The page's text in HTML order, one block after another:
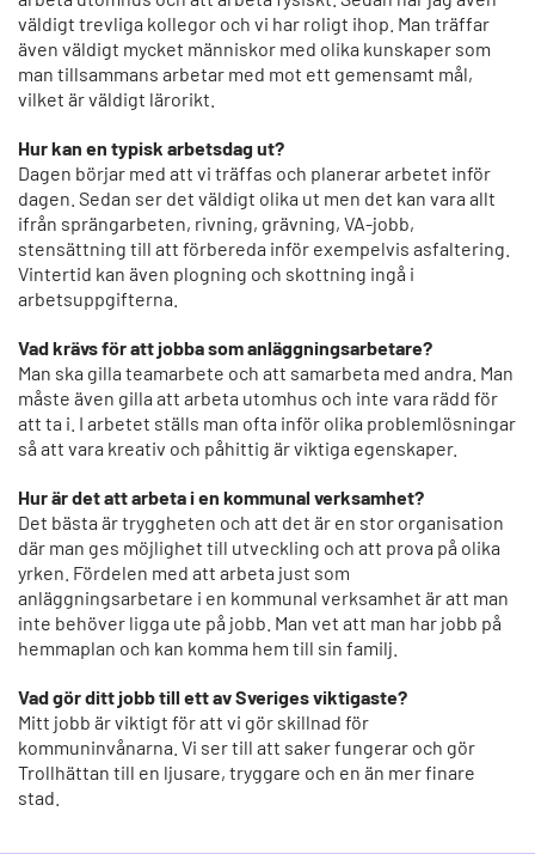
väldigt trevliga kollegor och vi har roligt ihop. Man träffar
även väldigt mycket människor med olika kunskaper som
man tillsammans arbetar med mot ett gemensamt mål,
vilket är väldigt lärorikt.
Hur kan en typisk arbetsdag ut?
Dagen börjar med att vi träffas och planerar arbetet inför
dagen. Sedan ser det väldigt olika ut men det kan vara allt
ifrån sprängarbeten, rivning, grävning, VA-jobb,
stensättning till att förbereda inför exempelvis asfaltering.
Vintertid kan även plogning och skottning ingå i
arbetsuppgifterna.
Vad krävs för att jobba som anläggningsarbetare?
Man ska gilla teamarbete och att samarbeta med andra. Man
måste även gilla att arbeta utomhus och inte vara rädd för
att ta i. I arbetet ställs man ofta inför olika problemlösningar
så att vara kreativ och påhittig är viktiga egenskaper.
Hur är det att arbeta i en kommunal verksamhet?
Det bästa är tryggheten och att det är en stor organisation
där man ges möjlighet till utveckling och att prova på olika
yrken. Fördelen med att arbeta just som
anläggningsarbetare i en kommunal verksamhet är att man
inte behöver ligga ute på jobb. Man vet att man har jobb på
hemmaplan och kan komma hem till sin familj.
Vad gör ditt jobb till ett av Sveriges viktigaste?
Mitt jobb är viktigt för att vi gör skillnad för
kommuninvånarna. Vi ser till att saker fungerar och gör
Trollhättan till en ljusare, tryggare och en än mer finare
stad.